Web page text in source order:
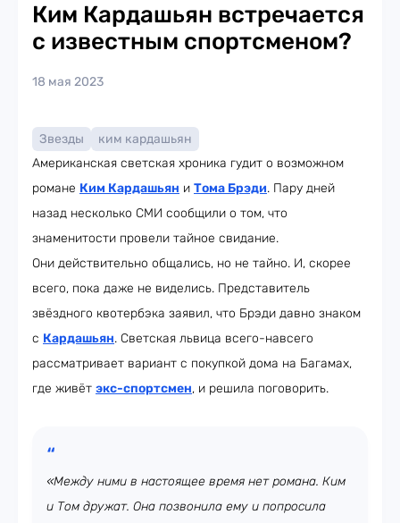
Ким Кардашьян встречается
с известным спортсменом?
18 мая 2023
Звезды
ким кардашьян
Американская светская хроника гудит о возможном
романе Ким Кардашьян и Тома Брэди. Пару дней
назад несколько СМИ сообщили о том, что
знаменитости провели тайное свидание.
Они действительно общались, но не тайно. И, скорее
всего, пока даже не виделись. Представитель
звёздного квотербэка заявил, что Брэди давно знаком
с Кардашьян. Светская львица всего-навсего
рассматривает вариант с покупкой дома на Багамах,
где живёт экс-спортсмен, и решила поговорить.
«Между ними в настоящее время нет романа. Ким
и Том дружат. Она позвонила ему и попросила